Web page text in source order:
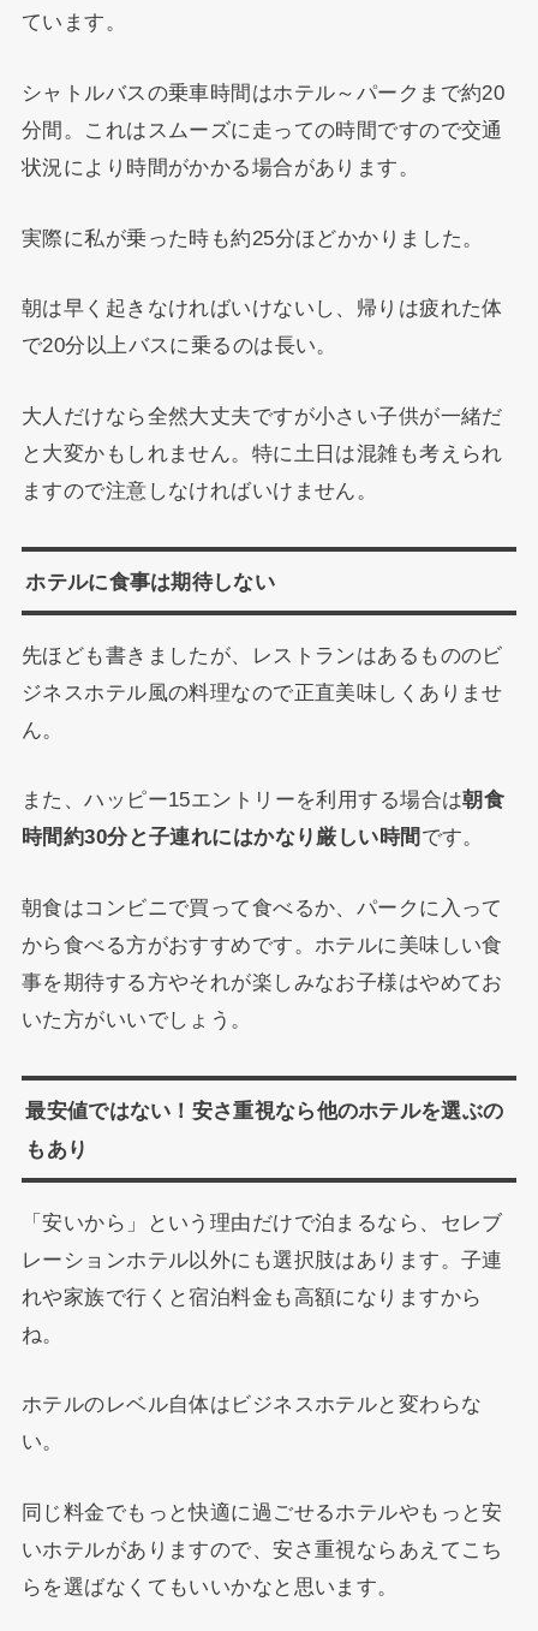
ています。
シャトルバスの乗車時間はホテル～パークまで約20
分間。これはスムーズに走っての時間ですので交通
状況により時間がかかる場合があります。
実際に私が乗った時も約25分ほどかかりました。
朝は早く起きなければいけないし、帰りは疲れた体
で20分以上バスに乗るのは長い。
大人だけなら全然大丈夫ですが小さい子供が一緒だ
と大変かもしれません。特に土日は混雑も考えられ
ますので注意しなければいけません。
ホテルに食事は期待しない
先ほども書きましたが、レストランはあるもののビ
ジネスホテル風の料理なので正直美味しくありませ
ん。
また、ハッピー15エントリーを利用する場合は朝食
時間約30分と子連れにはかなり厳しい時間 です。
朝食はコンビニで買って食べるか、パークに入って
から食べる方がおすすめです。ホテルに美味しい食
事を期待する方やそれが楽しみなお子様はやめてお
いた方がいいでしょう。
最安値ではない！安さ重視なら他のホテルを選ぶの
もあり
「安いから」という理由だけで泊まるなら、セレブ
レーションホテル以外にも選択肢はあります。子連
れや家族で行くと宿泊料金も高額になりますから
ね。
ホテルのレベル自体はビジネスホテルと変わらな
い。
同じ料金でもっと快適に過ごせるホテルやもっと安
いホテルがありますので、安さ重視ならあえてこち
らを選ばなくてもいいかなと思います。